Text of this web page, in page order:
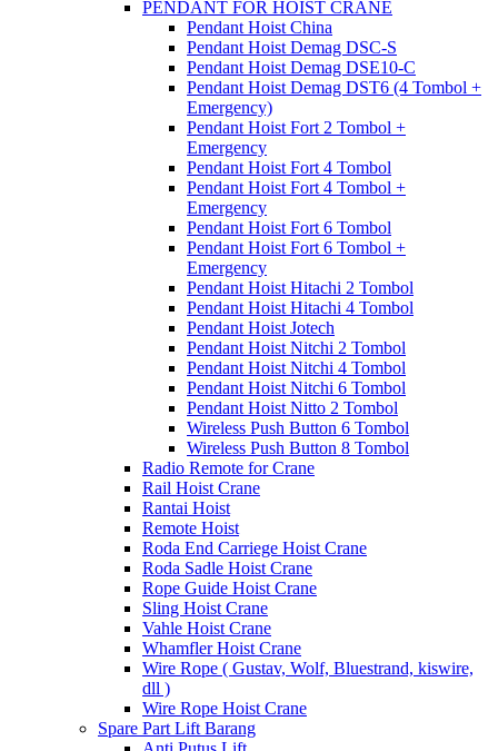
PENDANT FOR HOIST CRANE
Pendant Hoist China
Pendant Hoist Demag DSC-S
Pendant Hoist Demag DSE10-C
Pendant Hoist Demag DST6 (4 Tombol +
Emergency)
Pendant Hoist Fort 2 Tombol +
Emergency
Pendant Hoist Fort 4 Tombol
Pendant Hoist Fort 4 Tombol +
Emergency
Pendant Hoist Fort 6 Tombol
Pendant Hoist Fort 6 Tombol +
Emergency
Pendant Hoist Hitachi 2 Tombol
Pendant Hoist Hitachi 4 Tombol
Pendant Hoist Jotech
Pendant Hoist Nitchi 2 Tombol
Pendant Hoist Nitchi 4 Tombol
Pendant Hoist Nitchi 6 Tombol
Pendant Hoist Nitto 2 Tombol
Wireless Push Button 6 Tombol
Wireless Push Button 8 Tombol
Radio Remote for Crane
Rail Hoist Crane
Rantai Hoist
Remote Hoist
Roda End Carriege Hoist Crane
Roda Sadle Hoist Crane
Rope Guide Hoist Crane
Sling Hoist Crane
Vahle Hoist Crane
Whamfler Hoist Crane
Wire Rope ( Gustav, Wolf, Bluestrand, kiswire,
dll )
Wire Rope Hoist Crane
Spare Part Lift Barang